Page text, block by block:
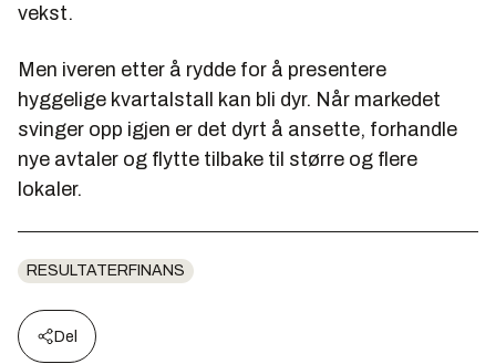
vekst.
Men iveren etter å rydde for å presentere
hyggelige kvartalstall kan bli dyr. Når markedet
svinger opp igjen er det dyrt å ansette, forhandle
nye avtaler og flytte tilbake til større og flere
lokaler.
RESULTATERFINANS
Del